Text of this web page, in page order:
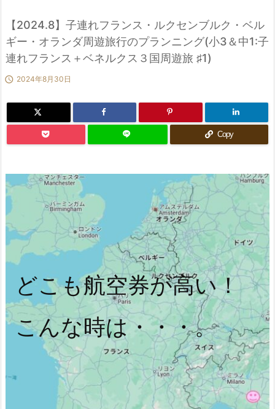
【2024.8】子連れフランス・ルクセンブルク・ベル
ギー・オランダ周遊旅行のプランニング(小3＆中1:子
連れフランス＋ベネルクス３国周遊旅 ♯1)
 2024年8月30日
Copy
どこも航空券が高い！
こんな時は・・・。